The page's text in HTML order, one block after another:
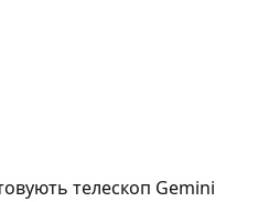
телескоп Gemini